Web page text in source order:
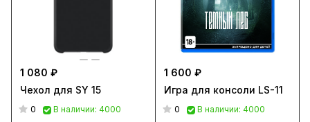
1 080 ₽
Чехол для SY 15
0 В наличии: 4000
1 600 ₽
Игра для консоли LS-11
0 В наличии: 4000